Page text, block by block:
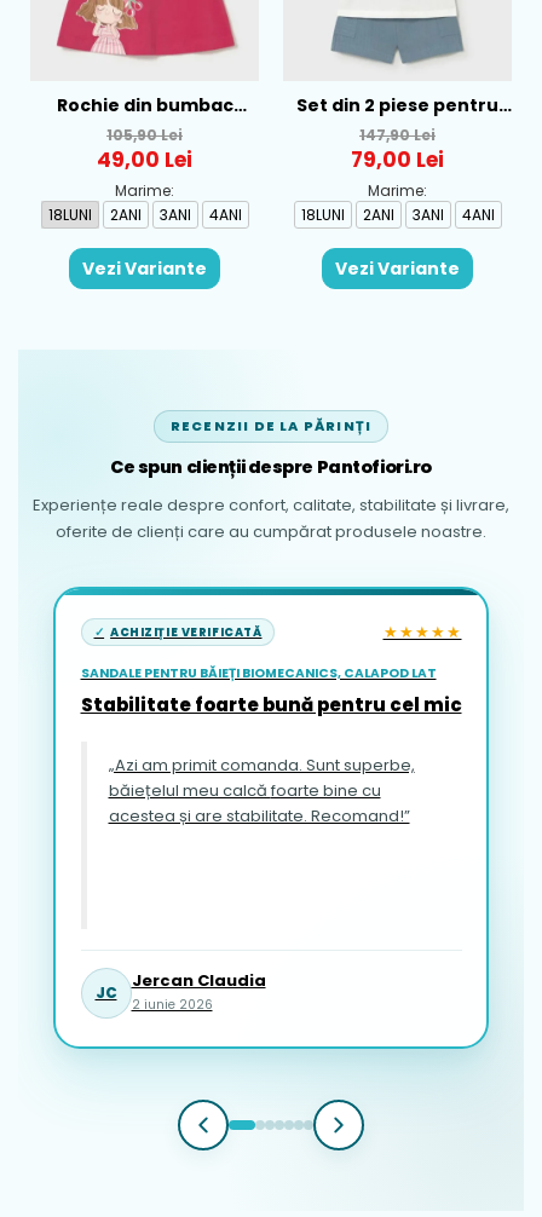
Rochie din bumbac
pentru fete Mayoral,
Rosu - 1930-069
105,90 Lei
49,00 Lei
Marime:
18LUNI
2ANI 3ANI 4ANI
Vezi Variante
Set din 2 piese pentru
baieti Mayoral, Alb-
Albastru - 1665-31
147,90 Lei
79,00 Lei
Marime:
18LUNI
2ANI 3ANI 4ANI
Vezi Variante
RECENZII DE LA PĂRINȚI
Ce spun clienții despre Pantofiori.ro
Experiențe reale despre confort, calitate, stabilitate și livrare,
oferite de clienți care au cumpărat produsele noastre.
ACHIZIȚIE VERIFICATĂ ★★★★★
SANDALE PENTRU BĂIEȚI BIOMECANICS, CALAPOD LAT
Stabilitate foarte bună pentru cel mic
„Azi am primit comanda. Sunt superbe,
băiețelul meu calcă foarte bine cu
acestea și are stabilitate. Recomand!”
JC
Jercan Claudia
2 iunie 2026